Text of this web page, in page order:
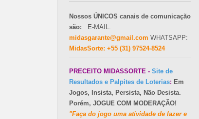
Nossos ÚNICOS canais de comunicação
são: E-MAIL:
midasgarante@gmail.com WHATSAPP:
MidasSorte: +55 (31) 97524-8524
PRECEITO MIDASSORTE - Site de
Resultados e Palpites de Loterias: Em
Jogos, Insista, Persista, Não Desista.
Porém, JOGUE COM MODERAÇÃO!
"Faça do jogo uma atividade de lazer e